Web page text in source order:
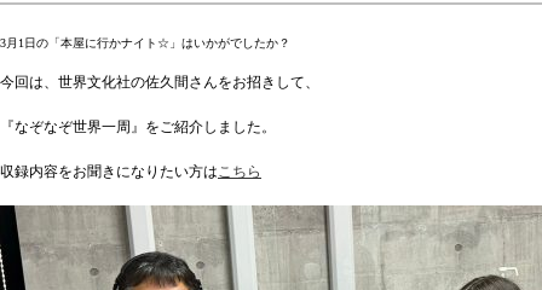
3月1日の「本屋に行かナイト☆」はいかがでしたか？
今回は、世界文化社の佐久間さんをお招きして、
『なぞなぞ世界一周』をご紹介しました。
収録内容をお聞きになりたい方はこちら